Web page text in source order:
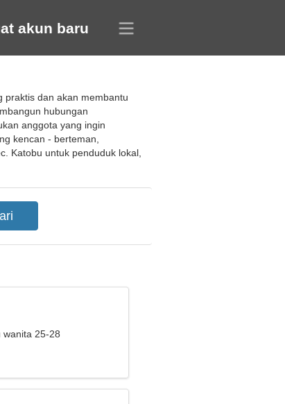
akun baru
praktis dan akan membantu
hubungan
anggota yang ingin
kencan - berteman,
Katobu untuk penduduk lokal,
wanita 25-28